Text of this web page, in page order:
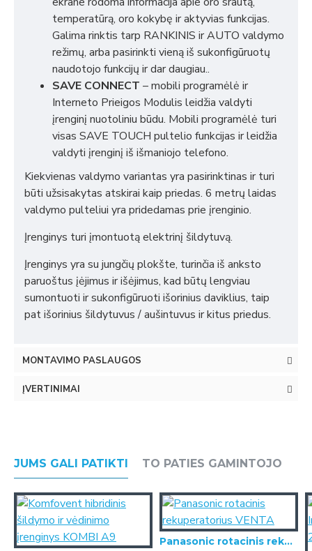
temperatūrą, oro kokybę ir aktyvias funkcijas.
Galima rinktis tarp RANKINIS ir AUTO valdymo
režimų, arba pasirinkti vieną iš sukonfigūruotų
naudotojo funkcijų ir dar daugiau..
SAVE CONNECT – mobili programėlė ir
Interneto Prieigos Modulis leidžia valdyti
įrenginį nuotoliniu būdu. Mobili programėlė turi
visas SAVE TOUCH pultelio funkcijas ir leidžia
valdyti įrenginį iš išmaniojo telefono.
Kiekvienas valdymo variantas yra pasirinktinas ir turi
būti užsisakytas atskirai kaip priedas. 6 metrų laidas
valdymo pulteliui yra pridedamas prie įrenginio.
Įrenginys turi įmontuotą elektrinį šildytuvą.
Įrenginys yra su jungčių plokšte, turinčia iš anksto
paruoštus įėjimus ir išėjimus, kad būtų lengviau
sumontuoti ir sukonfigūruoti išorinius daviklius, taip
pat išorinius šildytuvus / aušintuvus ir kitus priedus.
MONTAVIMO PASLAUGOS
ĮVERTINIMAI
JUMS GALI PATIKTI TO PATIES GAMINTOJO
Panasonic rotacinis rekuperatorius VENTA